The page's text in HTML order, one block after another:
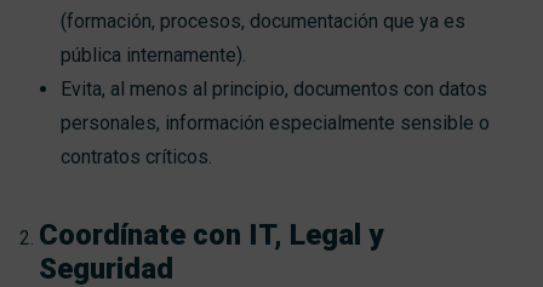
(formación, procesos, documentación que ya es
pública internamente).
Evita, al menos al principio, documentos con datos
personales, información especialmente sensible o
contratos críticos.
Coordínate con IT, Legal y
Seguridad